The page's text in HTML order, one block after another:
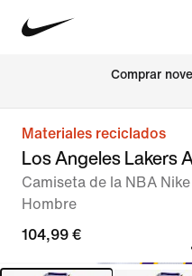
Comprar
Materiales reciclados
Los Angeles Lakers
Camiseta de la NBA
Hombre
104,99 €